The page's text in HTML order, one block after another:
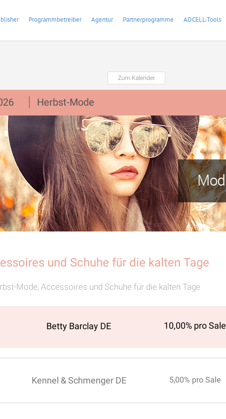
Programmbetreiber Agentur Partnerprogramme ADCELL-Tools
Zum Kalender
Herbst-Mode
und Schuhe für die kalten Tage
Mode, Accessoires und Schuhe für die kalten Tage
Betty Barclay DE 10,00% pro Sale
Kennel & Schmenger DE 5,00% pro Sale